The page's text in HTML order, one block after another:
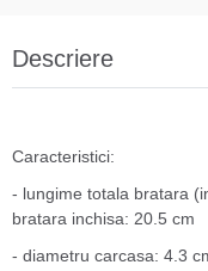
Descriere
Caracteristici:
- lungime totala bratara
bratara inchisa: 20.5 cm
- diametru carcasa: 4.3